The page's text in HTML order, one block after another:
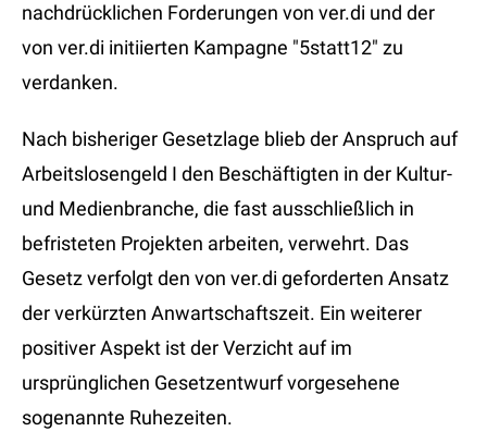
nachdrücklichen Forderungen von ver.di und der
von ver.di initiierten Kampagne "5statt12" zu
verdanken.
Nach bisheriger Gesetzlage blieb der Anspruch auf
Arbeitslosengeld I den Beschäftigten in der Kultur-
und Medienbranche, die fast ausschließlich in
befristeten Projekten arbeiten, verwehrt. Das
Gesetz verfolgt den von ver.di geforderten Ansatz
der verkürzten Anwartschaftszeit. Ein weiterer
positiver Aspekt ist der Verzicht auf im
ursprünglichen Gesetzentwurf vorgesehene
sogenannte Ruhezeiten.